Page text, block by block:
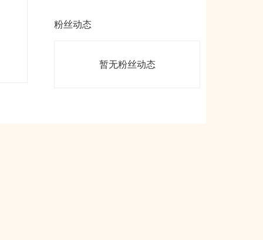
粉丝动态
暂无粉丝动态